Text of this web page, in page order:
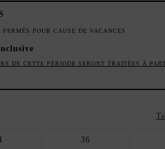
POUR CAUSE DE VACANCES
DE CETTE PÉRIODE SERONT TRAITÉES À
36